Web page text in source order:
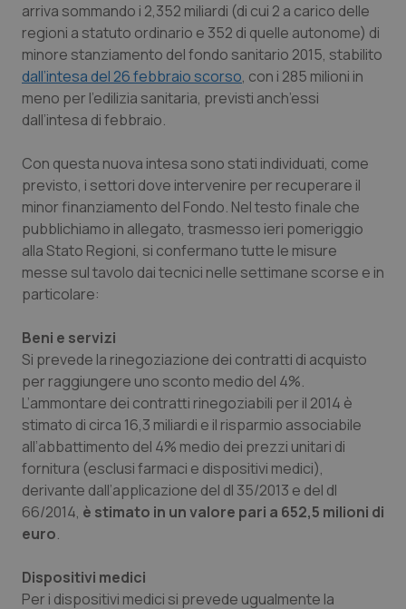
Puglia
Sardegna
Sicilia
Toscana
Umbria
Valle D’Aosta
Malattie rare
Malattia di Crohn & Rettocolite Ulcerosa
Neuroscienze & patologie neurodegenerative
Obesità
Oftalmologia
Oncodermatologia
Oncologia & Nutrizione
Psoriasi & pelle
Quotidiano Cardiologia
Quotidiano Chirurgia
Quotidiano Oncologia
Quotidiano Pediatria
arriva sommando i 2,352 miliardi (di cui 2 a carico delle
regioni a statuto ordinario e 352 di quelle autonome) di
minore stanziamento del fondo sanitario 2015, stabilito
dall’intesa del 26 febbraio scorso, con i 285 milioni in
meno per l’edilizia sanitaria, previsti anch’essi
dall’intesa di febbraio.
Con questa nuova intesa sono stati individuati, come
previsto, i settori dove intervenire per recuperare il
minor finanziamento del Fondo. Nel testo finale che
pubblichiamo in allegato, trasmesso ieri pomeriggio
alla Stato Regioni, si confermano tutte le misure
messe sul tavolo dai tecnici nelle settimane scorse e in
particolare:
Beni e servizi
Si prevede la rinegoziazione dei contratti di acquisto
per raggiungere uno sconto medio del 4%.
L’ammontare dei contratti rinegoziabili per il 2014 è
stimato di circa 16,3 miliardi e il risparmio associabile
all’abbattimento del 4% medio dei prezzi unitari di
fornitura (esclusi farmaci e dispositivi medici),
derivante dall’applicazione del dl 35/2013 e del dl
66/2014, è stimato in un valore pari a 652,5 milioni di
euro.
Dispositivi medici
Per i dispositivi medici si prevede ugualmente la